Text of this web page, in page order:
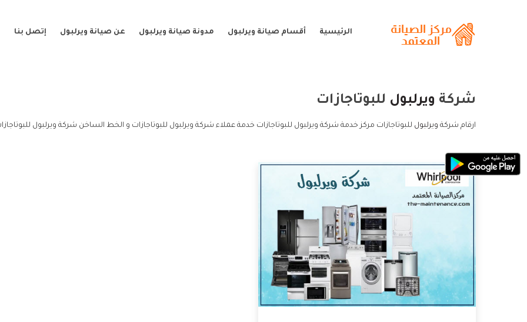
الرئيسية أقسام صيانة ويرلبول مدونة صيانة ويرلبول عن صيانة ويرلبول إتصل بنا
شركة ويرلبول للبوتاجازات
ارقام شركة ويرلبول للبوتاجازات مركز خدمة شركة ويرلبول للبوتاجازات خدمة عملاء شركة ويرلبول للبوتاجازات و الخط الساخن شركة ويرلبول